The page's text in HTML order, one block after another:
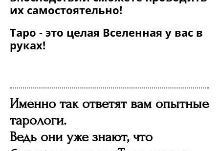
их самостоятельно!
Таро - это целая Вселенная у вас в
руках!
Именно так ответят вам опытные
тарологи.
Ведь они уже знают, что